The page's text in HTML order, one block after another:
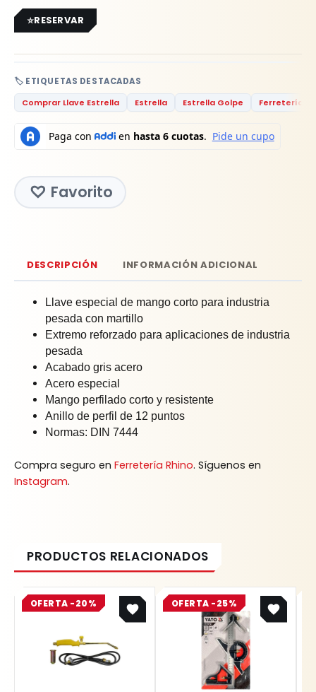
🏷️ ETIQUETAS DESTACADAS
Comprar Llave Estrella
Estrella Estrella Golpe Ferretería
RESERVAR
Favorito
DESCRIPCIÓN INFORMACIÓN ADICIONAL
Llave especial de mango corto para industria
pesada con martillo
Extremo reforzado para aplicaciones de industria
pesada
Acabado gris acero
Acero especial
Mango perfilado corto y resistente
Anillo de perfil de 12 puntos
Normas: DIN 7444
Compra seguro en Ferretería Rhino. Síguenos en
Instagram.
OFERTA -20%
Original
price
was:
Current
price
is:
OFERTA -25%
Original
price
was:
$ 75.200.
Current
price
is:
$ 56.400.